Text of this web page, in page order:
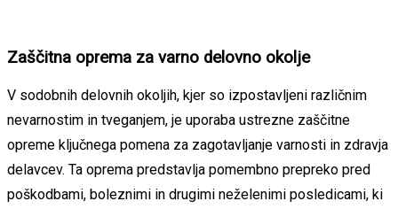
Zaščitna oprema za varno delovno okolje
V sodobnih delovnih okoljih, kjer so izpostavljeni različnim
nevarnostim in tveganjem, je uporaba ustrezne zaščitne
opreme ključnega pomena za zagotavljanje varnosti in zdravja
delavcev. Ta oprema predstavlja pomembno prepreko pred
poškodbami, boleznimi in drugimi neželenimi posledicami, ki